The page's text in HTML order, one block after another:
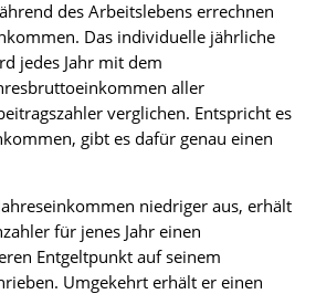
des Arbeitslebens errechnen
Das individuelle jährliche
jedes Jahr mit dem
aller
verglichen. Entspricht es
gibt es dafür genau einen
niedriger aus, erhält
für jenes Jahr einen
Entgeltpunkt auf seinem
Umgekehrt erhält er einen